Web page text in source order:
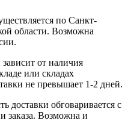
по Санкт-
области. Возможна
от наличия
или складах
не превышает 1-2 дней.
доставки обговаривается с
заказа. Возможна и